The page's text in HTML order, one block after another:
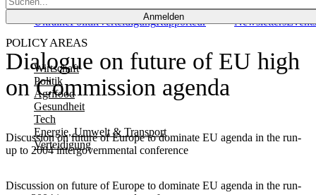
Anmelden
POLICY AREAS
Wirtschaft
Politik
Agrifood
Gesundheit
Tech
Energie, Umwelt & Transport
Verteidigung
UkrainePolitikVerteidigungRapporteur NewslettersEvents
Dialogue on future of EU high
on Commission agenda
Discussion on future of Europe to dominate EU agenda in the run-
up to 2004 intergovernmental conference
Discussion on future of Europe to dominate EU agenda in the run-